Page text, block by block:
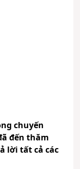
chuyến
đến thăm
lời tất cả các